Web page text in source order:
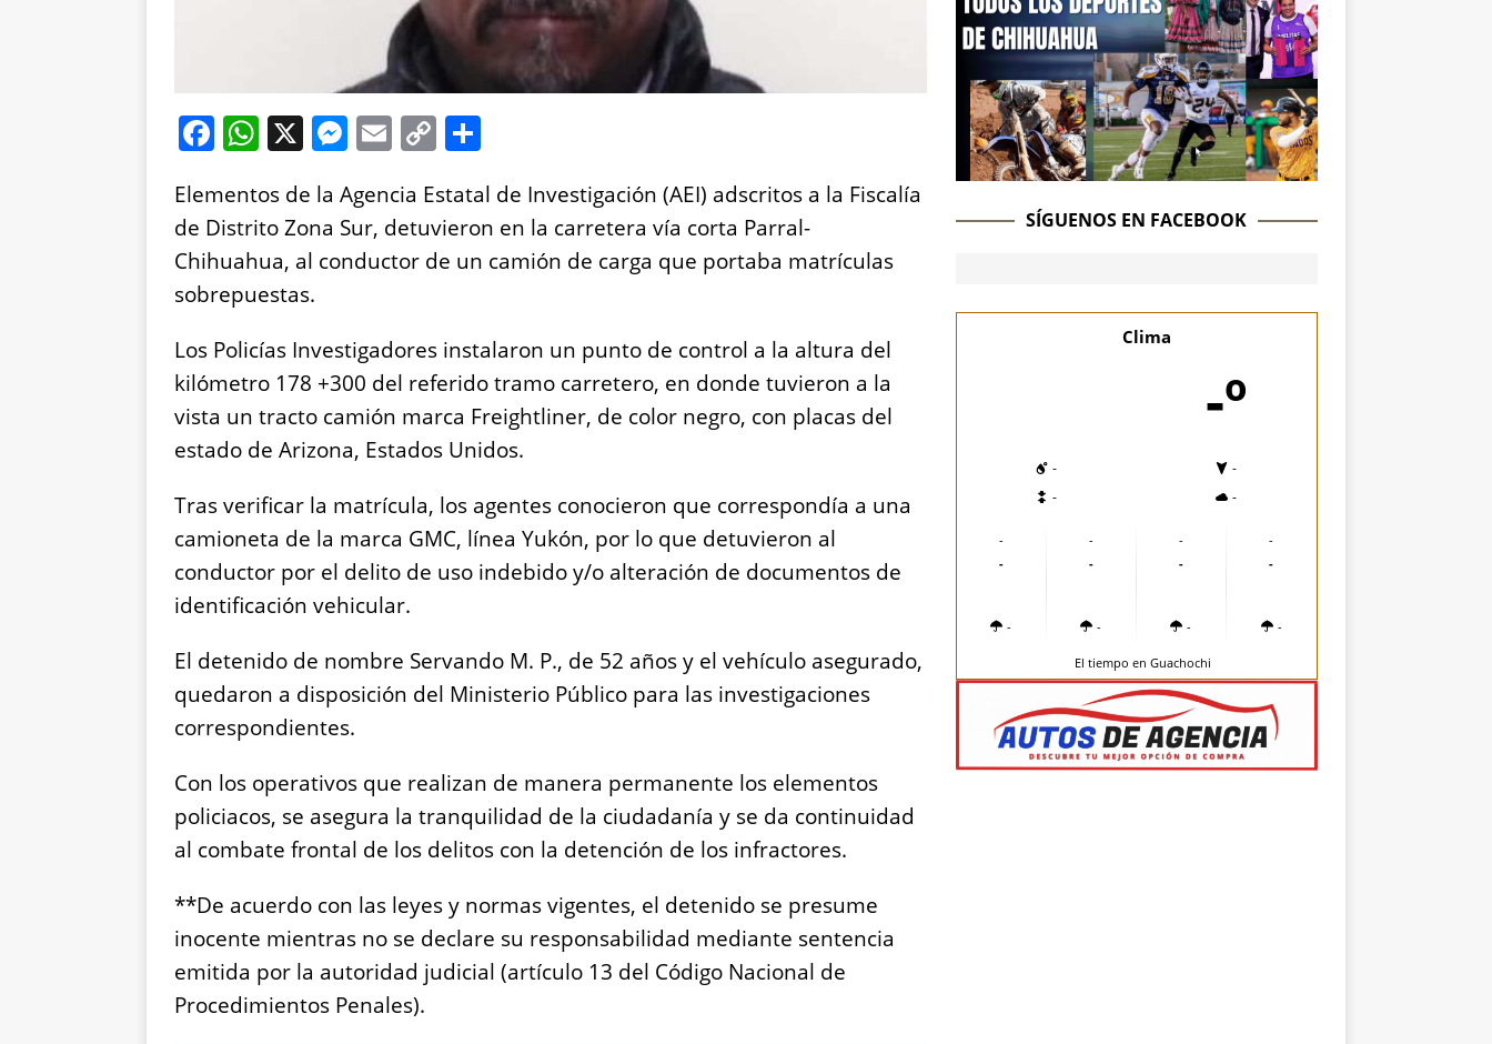
F
c
e
b
o
o
k
W
at
s
A
p
p
X M
ss
e
n
er
E
ai
l
C
p
y
Li
k
a
re
Elementos de la Agencia Estatal de Investigación (AEI) adscritos a la Fiscalía
de Distrito Zona Sur, detuvieron en la carretera vía corta Parral-
Chihuahua, al conductor de un camión de carga que portaba matrículas
sobrepuestas.
Los Policías Investigadores instalaron un punto de control a la altura del
kilómetro 178 +300 del referido tramo carretero, en donde tuvieron a la
vista un tracto camión marca Freightliner, de color negro, con placas del
estado de Arizona, Estados Unidos.
Tras verificar la matrícula, los agentes conocieron que correspondía a una
camioneta de la marca GMC, línea Yukón, por lo que detuvieron al
conductor por el delito de uso indebido y/o alteración de documentos de
identificación vehicular.
El detenido de nombre Servando M. P., de 52 años y el vehículo asegurado,
quedaron a disposición del Ministerio Público para las investigaciones
correspondientes.
Con los operativos que realizan de manera permanente los elementos
policiacos, se asegura la tranquilidad de la ciudadanía y se da continuidad
al combate frontal de los delitos con la detención de los infractores.
**De acuerdo con las leyes y normas vigentes, el detenido se presume
inocente mientras no se declare su responsabilidad mediante sentencia
emitida por la autoridad judicial (artículo 13 del Código Nacional de
Procedimientos Penales).
SÍGUENOS EN FACEBOOK
Clima
-º
-
-
-
-
-
-
-
-
-
-
-
-
-
-
-
-
El tiempo en Guachochi